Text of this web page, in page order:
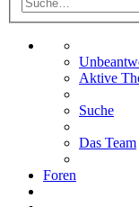
Aktive
Suche
Das Team
Foren